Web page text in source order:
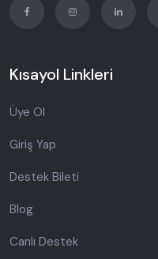
Kısayol Linkleri
Üye Ol
Giriş Yap
Destek Bileti
Blog
Canlı Destek